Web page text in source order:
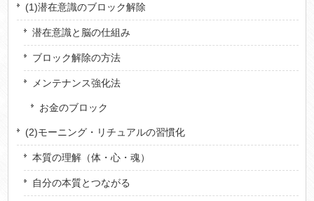
(1)潜在意識のブロック解除
潜在意識と脳の仕組み
ブロック解除の方法
メンテナンス強化法
お金のブロック
(2)モーニング・リチュアルの習慣化
本質の理解（体・心・魂）
自分の本質とつながる